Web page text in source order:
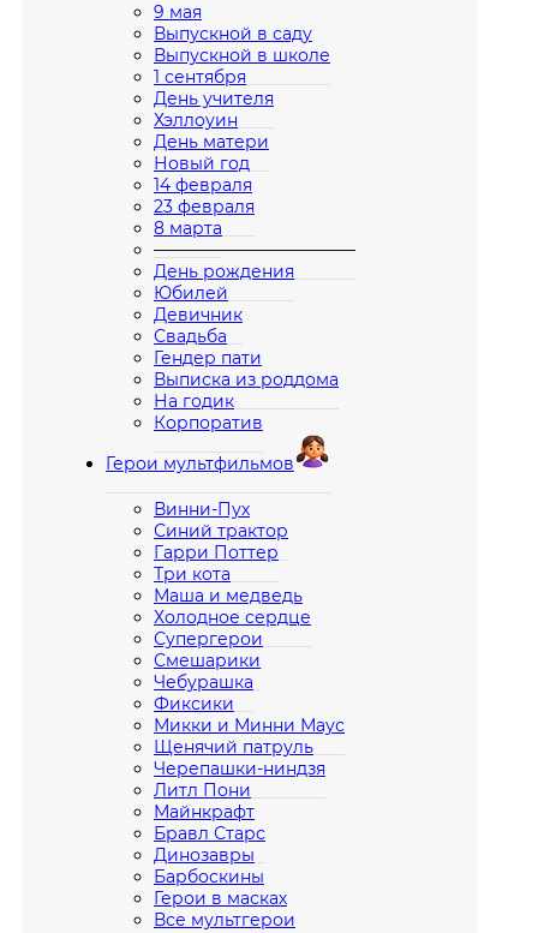
9 мая
Выпускной в саду
Выпускной в школе
1 сентября
День учителя
Хэллоуин
День матери
Новый год
14 февраля
23 февраля
8 марта
————————————
День рождения
Юбилей
Девичник
Свадьба
Гендер пати
Выписка из роддома
На годик
Корпоратив
Герои мультфильмов
Винни-Пух
Синий трактор
Гарри Поттер
Три кота
Маша и медведь
Холодное сердце
Супергерои
Смешарики
Чебурашка
Фиксики
Микки и Минни Маус
Щенячий патруль
Черепашки-ниндзя
Литл Пони
Майнкрафт
Бравл Старс
Динозавры
Барбоскины
Герои в масках
Все мультгерои